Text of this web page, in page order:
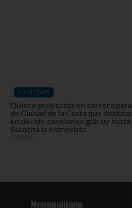
SOCIEDAD
Quince proyectos en carrera
de Ciudad de la Costa que
en decide.canelones.gub.uy hasta
Escuchá la entrevista
05/08/26